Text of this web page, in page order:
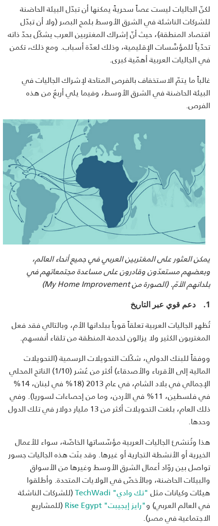
لكنّ الجاليات ليست عصاً سحريةً يمكنها أن تبدّل البيئة الحاضنة
للشركات الناشئة في الشرق الأوسط بلمح البصر (ولا أن تبدّل
اقتصاد المنطقة)، حيث أنّ إشراك المغتربين العرب يشكّل بحدّ ذاته
تحدّياً للمؤسَّسات الإقليمية، وذلك لعدّة أسباب. ومع ذلك، تكمن
في الجاليات العربية أهمّية كبرى.
غالباً ما يتمّ الاستخفاف بالفرص المتاحة لإشراك الجاليات في
البيئة الحاضنة في الشرق الأوسط، وفيما يلي أربعٌ من هذه
الفرص.
يمكن العثور على المغتربين العربي في جميع أنحاء العالم،
وبعضهم مستعدّون وقادرون على مساعدة مجتمعاتهم في
بلدانهم الأمّ. (الصورة منMy Home Improvement
)
1. دعم قوي عبر التاريخ
تُظهر الجاليات العربية تعلقاً قوياً ببلدانها الأم، وبالتالي فقد فعل
المغتربون الكثير ولا يزالون لخدمة المنطقة من تلقاء أنفسهم.
ووفقاً للبنك الدولي، شكّلت التحويلات الرسمية (التحويلات
المالية إلى الأقرباء والأصدقاء) أكثر من عُشر (1/10) الناتج المحلي
الإجمالي في بلاد الشام، في عام 2013 (18% في لبنان، 14%
في فلسطين، 11% في الأردن، وما من إحصاءات لسوريا). وفي
ذلك العام، بلغت التحويلات أكثر من 13 مليار دولار في تلك الدول
وحدها.
هذا وتُنشئ الجاليات العربية مؤسّساتها الخاصّة، سواء للأعمال
الخيرية أو الأنشطة التجارية أو غيرها. وقد بنَت هذه الجاليات جسور
تواصل بين روّاد أعمال الشرق الأوسط وغيرها من الأسواق
والبيئات الحاضنة، وبالأخصّ في الولايات المتحدة. وأطلقوا
هيئات وكيانات مثل"تك وادي" TechWadi
(للشركات الناشئة
في العالم العربي) و"رايز إيجيبت" Rise Egypt
(للمشاريع
الاجتماعية في مصر).